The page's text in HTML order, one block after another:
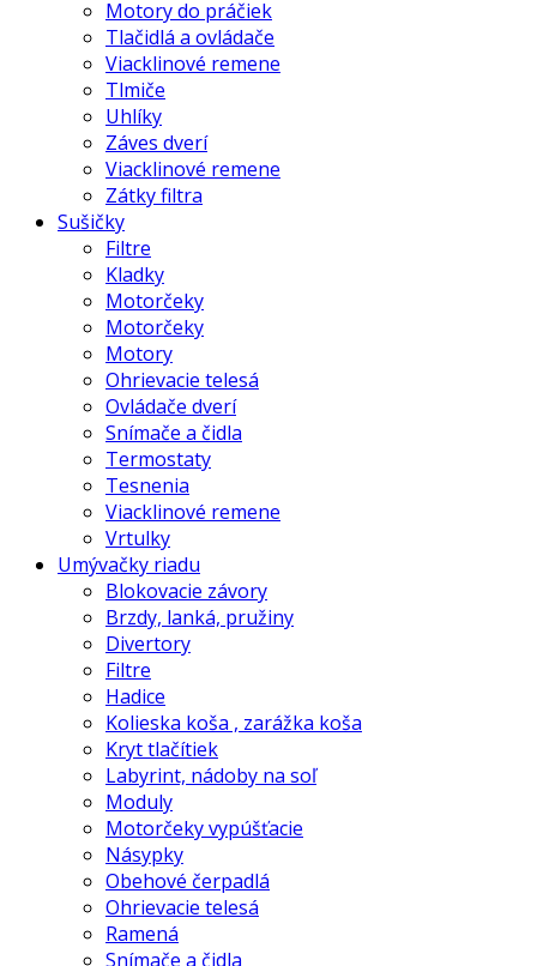
Motory do práčiek
Tlačidlá a ovládače
Viacklinové remene
Tlmiče
Uhlíky
Záves dverí
Viacklinové remene
Zátky filtra
Sušičky
Filtre
Kladky
Motorčeky
Motorčeky
Motory
Ohrievacie telesá
Ovládače dverí
Snímače a čidla
Termostaty
Tesnenia
Viacklinové remene
Vrtulky
Umývačky riadu
Blokovacie závory
Brzdy, lanká, pružiny
Divertory
Filtre
Hadice
Kolieska koša , zarážka koša
Kryt tlačítiek
Labyrint, nádoby na soľ
Moduly
Motorčeky vypúšťacie
Násypky
Obehové čerpadlá
Ohrievacie telesá
Ramená
Snímače a čidla